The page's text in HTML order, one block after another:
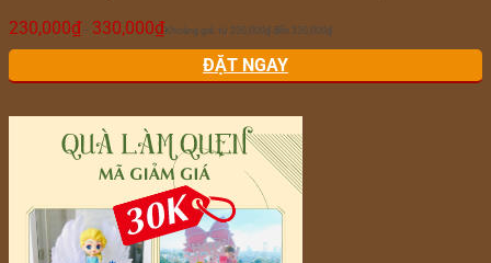
230,000₫ – 330,000₫ Khoảng giá: từ 230,000₫ đến 330,000₫
ĐẶT NGAY